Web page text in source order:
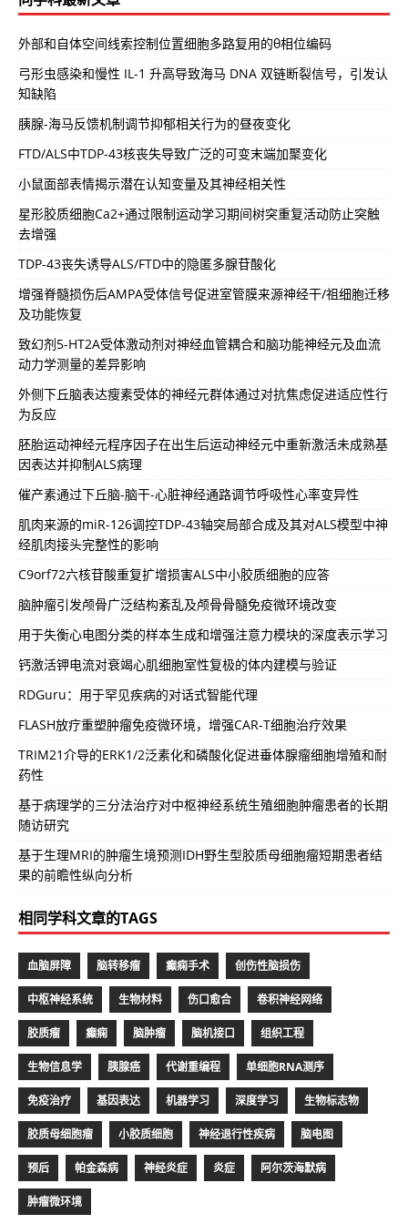
外部和自体空间线索控制位置细胞多路复用的θ相位编码
弓形虫感染和慢性 IL-1 升高导致海马 DNA 双链断裂信号，引发认
知缺陷
胰腺-海马反馈机制调节抑郁相关行为的昼夜变化
FTD/ALS中TDP-43核丧失导致广泛的可变末端加聚变化
小鼠面部表情揭示潜在认知变量及其神经相关性
星形胶质细胞Ca2+通过限制运动学习期间树突重复活动防止突触
去增强
TDP-43丧失诱导ALS/FTD中的隐匿多腺苷酸化
增强脊髓损伤后AMPA受体信号促进室管膜来源神经干/祖细胞迁移
及功能恢复
致幻剂5-HT2A受体激动剂对神经血管耦合和脑功能神经元及血流
动力学测量的差异影响
外侧下丘脑表达瘦素受体的神经元群体通过对抗焦虑促进适应性行
为反应
胚胎运动神经元程序因子在出生后运动神经元中重新激活未成熟基
因表达并抑制ALS病理
催产素通过下丘脑-脑干-心脏神经通路调节呼吸性心率变异性
肌肉来源的miR-126调控TDP-43轴突局部合成及其对ALS模型中神
经肌肉接头完整性的影响
C9orf72六核苷酸重复扩增损害ALS中小胶质细胞的应答
脑肿瘤引发颅骨广泛结构紊乱及颅骨骨髓免疫微环境改变
用于失衡心电图分类的样本生成和增强注意力模块的深度表示学习
钙激活钾电流对衰竭心肌细胞室性复极的体内建模与验证
RDGuru：用于罕见疾病的对话式智能代理
FLASH放疗重塑肿瘤免疫微环境，增强CAR-T细胞治疗效果
TRIM21介导的ERK1/2泛素化和磷酸化促进垂体腺瘤细胞增殖和耐
药性
基于病理学的三分法治疗对中枢神经系统生殖细胞肿瘤患者的长期
随访研究
基于生理MRI的肿瘤生境预测IDH野生型胶质母细胞瘤短期患者结
果的前瞻性纵向分析
相同学科文章的TAGS
血脑屏障 脑转移瘤 癫痫手术 创伤性脑损伤
中枢神经系统 生物材料 伤口愈合 卷积神经网络
胶质瘤 癫痫 脑肿瘤 脑机接口 组织工程
生物信息学 胰腺癌 代谢重编程 单细胞RNA测序
免疫治疗 基因表达 机器学习 深度学习 生物标志物
胶质母细胞瘤 小胶质细胞 神经退行性疾病 脑电图
预后 帕金森病 神经炎症 炎症 阿尔茨海默病
肿瘤微环境